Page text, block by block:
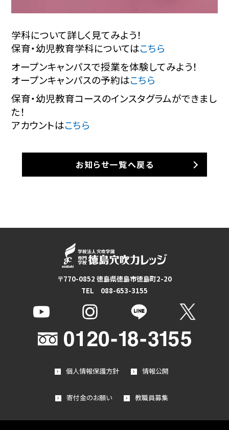
学科について詳しく見てみよう！
保育・幼児教育学科についてはこちら
オープンキャンパスで授業を体験してみよう！
オープンキャンパスの予約はこちら
保育・幼児教育コースのインスタグラムができまし
た！
アカウントはこちら
お知らせ一覧へ戻る
〒770-0852 徳島県徳島市徳島町2-20
TEL 088-653-3155
個人情報保護方針 情報公開
寄付金のお願い 教職員募集